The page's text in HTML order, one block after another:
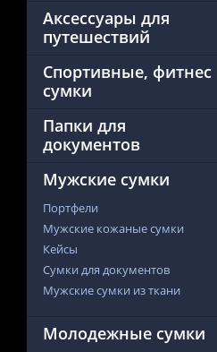
Аксессуары для
путешествий
Спортивные, фитнес
сумки
Папки для
документов
Мужские сумки
Портфели
Мужские кожаные сумки
Кейсы
Сумки для документов
Мужские сумки из ткани
Молодежные сумки